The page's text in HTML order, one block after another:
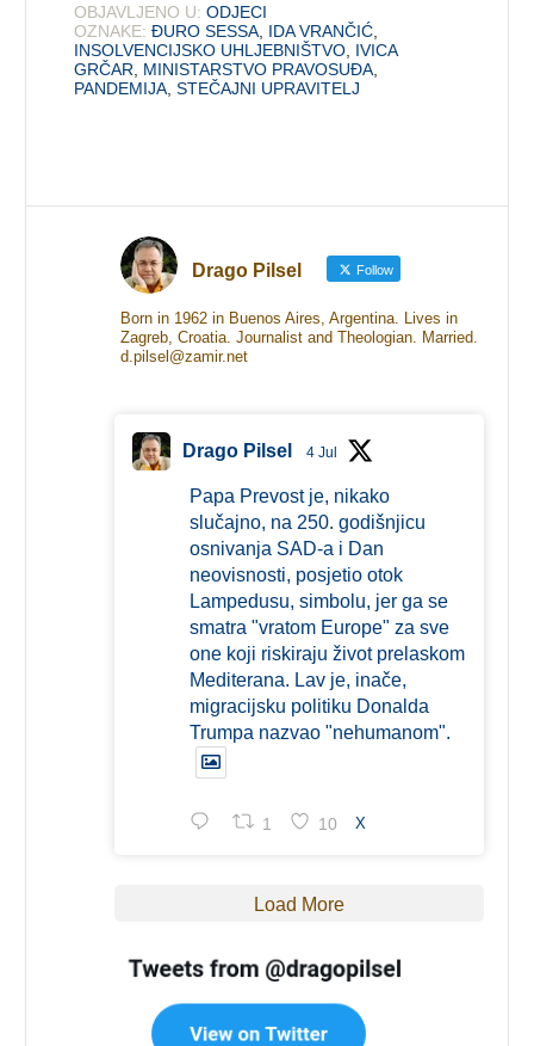
OBJAVLJENO U: ODJECI
OZNAKE: ĐURO SESSA IDA VRANČIĆ
INSOLVENCIJSKO UHLJEBNIŠTVO IVICA
GRČAR
MINISTARSTVO PRAVOSUĐA
PANDEMIJA ,STEČAJNI UPRAVITELJ
Drago Pilsel Follow
Born in 1962 in Buenos Aires, Argentina. Lives in
Zagreb, Croatia. Journalist and Theologian. Married.
d.pilsel@zamir.net
Drago Pilsel 4 Jul
Papa Prevost je, nikako
slučajno, na 250. godišnjicu
osnivanja SAD-a i Dan
neovisnosti, posjetio otok
Lampedusu, simbolu, jer ga se
smatra "vratom Europe" za sve
one koji riskiraju život prelaskom
Mediterana. Lav je, inače,
migracijsku politiku Donalda
Trumpa nazvao "nehumanom".
1 10 X
Load More